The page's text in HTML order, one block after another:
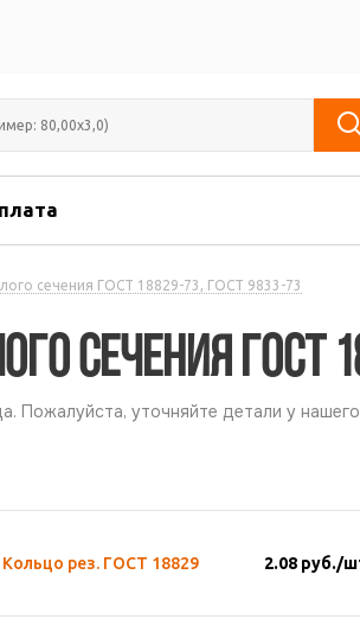
сечения ГОСТ 18829-73, ГОСТ 9833-73
сечения ГОСТ
Пожалуйста, уточняйте детали у
рез. ГОСТ 18829 2.08 руб./